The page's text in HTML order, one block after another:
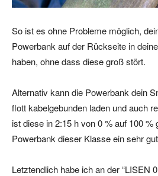
So ist es ohne Probleme möglich,
Powerbank auf der Rückseite in
haben, ohne dass diese groß stört.
Alternativ kann die Powerbank dein
flott kabelgebunden laden und auch
ist diese in 2:15 h von 0 % auf 100 %
Powerbank dieser Klasse ein sehr
Letztendlich habe ich an der “LISEN